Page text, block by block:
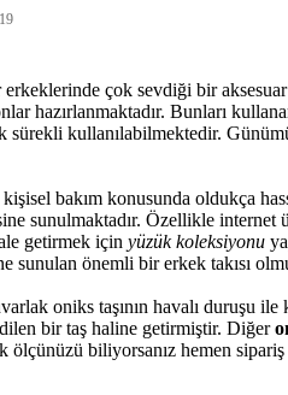
erkeklerinde çok sevdiği bir
hazırlanmaktadır. Bunları
sürekli kullanılabilmektedir.
bakım konusunda oldukça
sunulmaktadır. Özellikle
getirmek için yüzük koleksiyonu
sunulan önemli bir erkek takısı
oniks taşının havalı duruşu ile
bir taş haline getirmiştir. Diğer
ölçünüzü biliyorsanız hemen